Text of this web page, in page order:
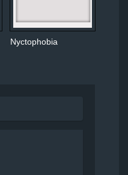
Nyctophobia